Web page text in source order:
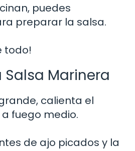
puedes
preparar la salsa.
todo!
Salsa Marinera
calienta el
fuego medio.
de ajo picados y la